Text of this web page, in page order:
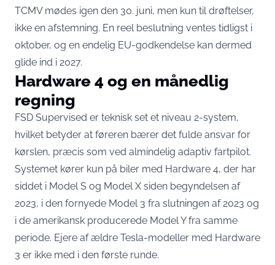
TCMV mødes igen den 30. juni, men kun til drøftelser,
ikke en afstemning. En reel beslutning ventes tidligst i
oktober, og en endelig EU-godkendelse kan dermed
glide ind i 2027.
Hardware 4 og en månedlig
regning
FSD Supervised er teknisk set et niveau 2-system,
hvilket betyder at føreren bærer det fulde ansvar for
kørslen, præcis som ved almindelig adaptiv fartpilot.
Systemet kører kun på biler med Hardware 4, der har
siddet i Model S og Model X siden begyndelsen af
2023, i den fornyede Model 3 fra slutningen af 2023 og
i de amerikansk producerede Model Y fra samme
periode. Ejere af ældre Tesla-modeller med Hardware
3 er ikke med i den første runde.